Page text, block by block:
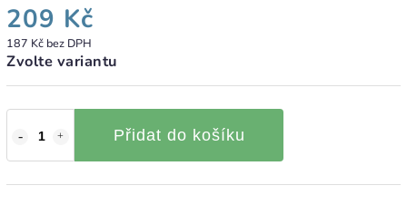
209 Kč
187 Kč bez DPH
Zvolte variantu
Přidat do košíku